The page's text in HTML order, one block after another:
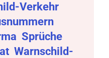
Verkehr
Sprüche
Warnschild-